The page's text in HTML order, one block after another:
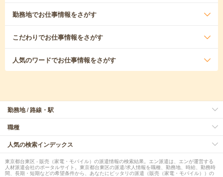
勤務地でお仕事情報をさがす
こだわりでお仕事情報をさがす
人気のワードでお仕事情報をさがす
勤務地 / 路線・駅
職種
人気の検索インデックス
東京都台東区 - 販売（家電・モバイル）の派遣情報の検索結果。エン派遣は、エンが運営する
人材派遣会社のポータルサイト。東京都台東区の派遣/求人情報を職種、勤務地、時給、勤務時
間、長期・短期などの希望条件から、あなたにピッタリの派遣（販売（家電・モバイル））の